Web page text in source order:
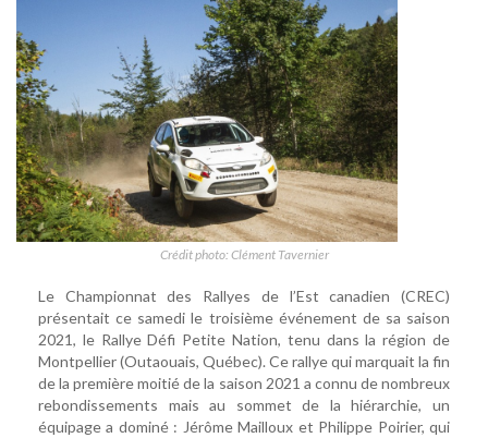
Crédit photo: Clément Tavernier
Le Championnat des Rallyes de l’Est canadien (CREC)
présentait ce samedi le troisième événement de sa saison
2021, le Rallye Défi Petite Nation, tenu dans la région de
Montpellier (Outaouais, Québec). Ce rallye qui marquait la fin
de la première moitié de la saison 2021 a connu de nombreux
rebondissements mais au sommet de la hiérarchie, un
équipage a dominé : Jérôme Mailloux et Philippe Poirier, qui